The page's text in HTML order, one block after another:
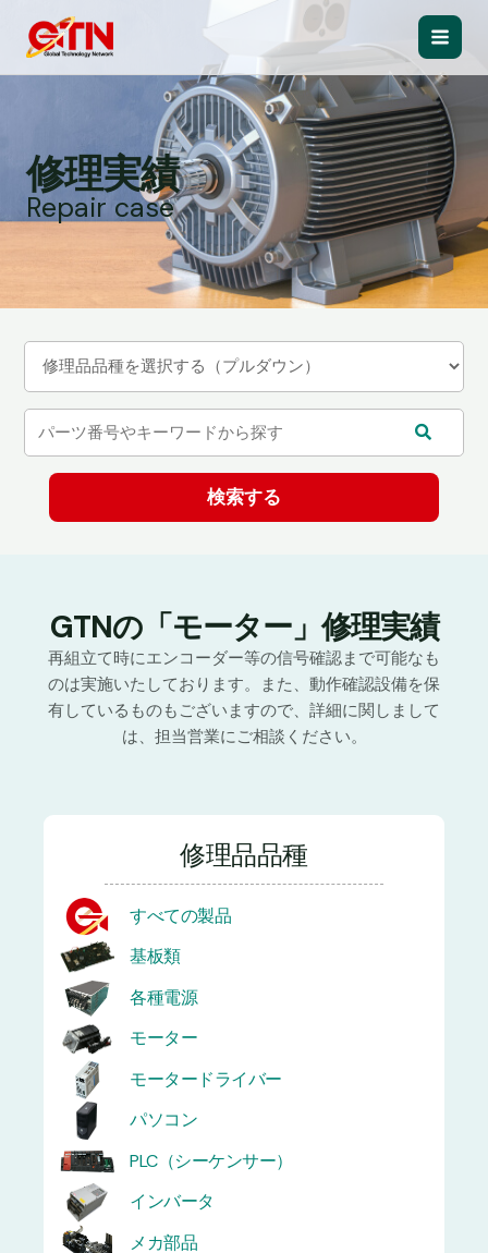
Main
修理実績
Repair case
GTNの「モーター」修理実績
再組立て時にエンコーダー等の信号確認まで可能なも
のは実施いたしております。また、動作確認設備を保
有しているものもございますので、詳細に関しまして
は、担当営業にご相談ください。
修理品品種
すべての製品
基板類
各種電源
モーター
モータードライバー
パソコン
PLC（シーケンサー）
インバータ
メカ部品